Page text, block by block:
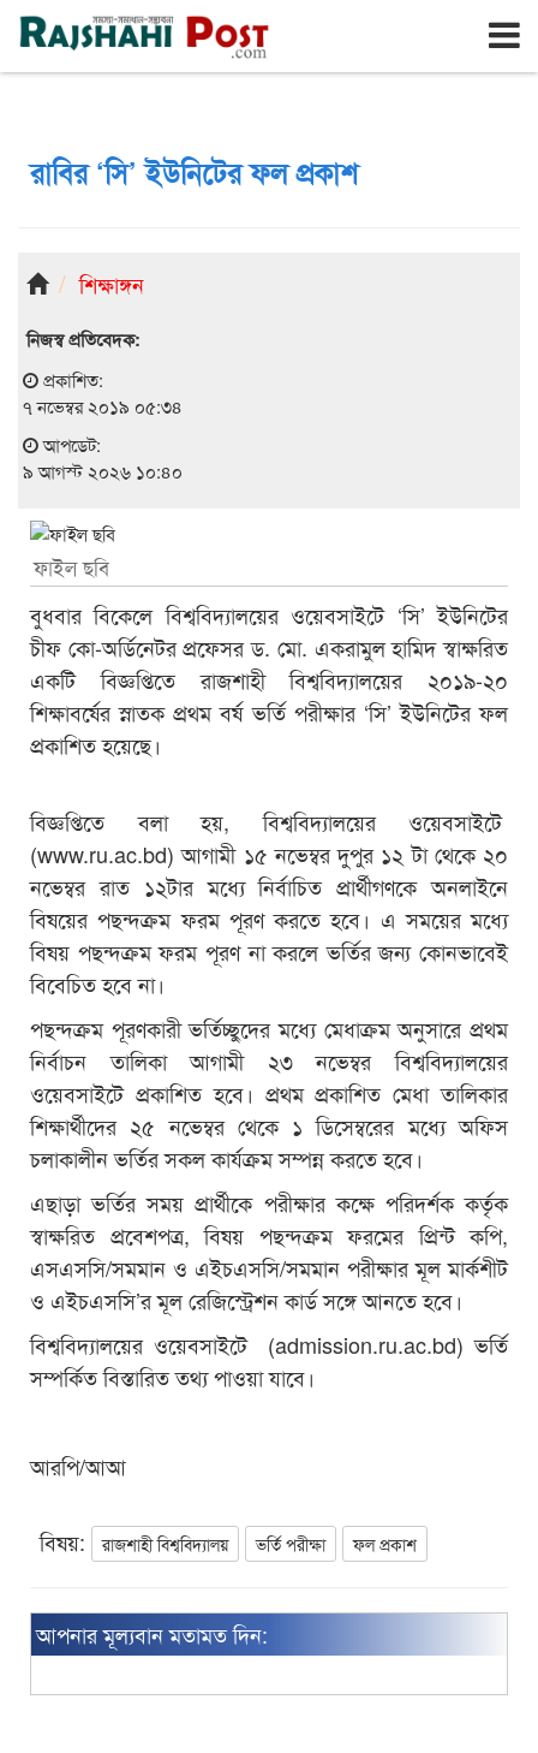
রাজশাহী রবিবার, ৯ই আগস্ট ২০২৬, ২৬শে শ্রাবণ ১৪৩৩
রাবির ‘সি’ ইউনিটের ফল প্রকাশ
শিক্ষাঙ্গন
নিজস্ব প্রতিবেদক:
প্রকাশিত:
৭ নভেম্বর ২০১৯ ০৫:৩৪
আপডেট:
৯ আগস্ট ২০২৬ ১০:৪০
ফাইল ছবি
বুধবার বিকেলে বিশ্ববিদ্যালয়ের ওয়েবসাইটে ‘সি’ ইউনিটের
চীফ কো-অর্ডিনেটর প্রফেসর ড. মো. একরামুল হামিদ স্বাক্ষরিত
একটি বিজ্ঞপ্তিতে রাজশাহী বিশ্ববিদ্যালয়ের ২০১৯-২০
শিক্ষাবর্ষের স্নাতক প্রথম বর্ষ ভর্তি পরীক্ষার ‘সি’ ইউনিটের ফল
প্রকাশিত হয়েছে।
বিজ্ঞপ্তিতে বলা হয়, বিশ্ববিদ্যালয়ের ওয়েবসাইটে
(www.ru.ac.bd) আগামী ১৫ নভেম্বর দুপুর ১২ টা থেকে ২০
নভেম্বর রাত ১২টার মধ্যে নির্বাচিত প্রার্থীগণকে অনলাইনে
বিষয়ের পছন্দক্রম ফরম পূরণ করতে হবে। এ সময়ের মধ্যে
বিষয় পছন্দক্রম ফরম পূরণ না করলে ভর্তির জন্য কোনভাবেই
বিবেচিত হবে না।
পছন্দক্রম পূরণকারী ভর্তিচ্ছুদের মধ্যে মেধাক্রম অনুসারে প্রথম
নির্বাচন তালিকা আগামী ২৩ নভেম্বর বিশ্ববিদ্যালয়ের
ওয়েবসাইটে প্রকাশিত হবে। প্রথম প্রকাশিত মেধা তালিকার
শিক্ষার্থীদের ২৫ নভেম্বর থেকে ১ ডিসেম্বরের মধ্যে অফিস
চলাকালীন ভর্তির সকল কার্যক্রম সম্পন্ন করতে হবে।
এছাড়া ভর্তির সময় প্রার্থীকে পরীক্ষার কক্ষে পরিদর্শক কর্তৃক
স্বাক্ষরিত প্রবেশপত্র, বিষয় পছন্দক্রম ফরমের প্রিন্ট কপি,
এসএসসি/সমমান ও এইচএসসি/সমমান পরীক্ষার মূল মার্কশীট
ও এইচএসসি’র মূল রেজিস্ট্রেশন কার্ড সঙ্গে আনতে হবে।
বিশ্ববিদ্যালয়ের ওয়েবসাইটে (admission.ru.ac.bd) ভর্তি
সম্পর্কিত বিস্তারিত তথ্য পাওয়া যাবে।
আরপি/আআ
বিষয়: রাজশাহী বিশ্ববিদ্যালয় ভর্তি পরীক্ষা ফল প্রকাশ
আপনার মূল্যবান মতামত দিন: